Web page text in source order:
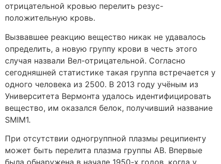
отрицательной кровью перелить резус-
положительную кровь.
Вызвавшее реакцию вещество никак не удавалось
определить, а новую группу крови в честь этого
случая назвали Вел-отрицательной. Согласно
сегодняшней статистике такая группа встречается у
одного человека из 2500. В 2013 году учёным из
Университета Вермонта удалось идентифицировать
вещество, им оказался белок, получивший название
SMIM1.
При отсутствии одногруппной плазмы реципиенту
может быть перелита плазма группы АВ. Впервые
была обнаружена в начале 1950-х годов, когда у